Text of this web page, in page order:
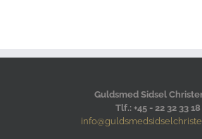
Guldsmed Sidsel
Tlf.: +45 - 22 32 33 18